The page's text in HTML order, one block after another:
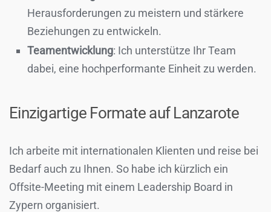
Herausforderungen zu meistern und stärkere
Beziehungen zu entwickeln.
Teamentwicklung: Ich unterstütze Ihr Team
dabei, eine hochperformante Einheit zu werden.
Einzigartige Formate auf Lanzarote
Ich arbeite mit internationalen Klienten und reise bei
Bedarf auch zu Ihnen. So habe ich kürzlich ein
Offsite-Meeting mit einem Leadership Board in
Zypern organisiert.